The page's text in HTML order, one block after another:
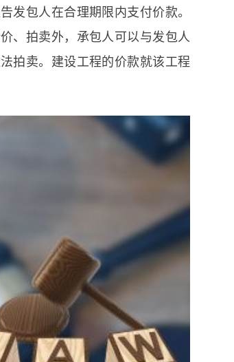
发包人在合理期限内支付价款。
、拍卖外，承包人可以与发包人
拍卖。建设工程的价款就该工程